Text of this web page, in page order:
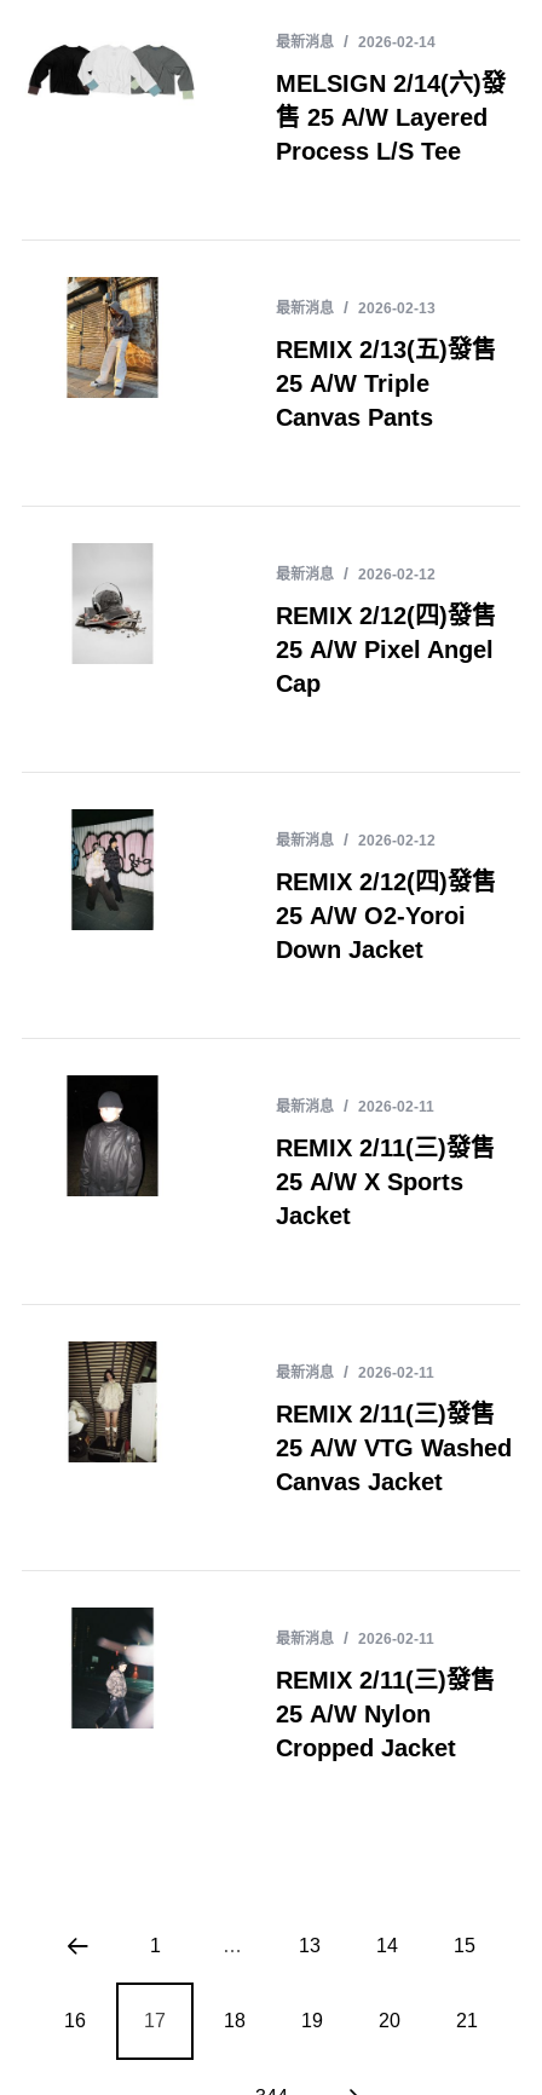
最新消息 2026-02-14
MELSIGN 2/14(六)發
售 25 A/W Layered
Process L/S Tee
最新消息 2026-02-13
REMIX 2/13(五)發售
25 A/W Triple
Canvas Pants
最新消息 2026-02-12
REMIX 2/12(四)發售
25 A/W Pixel Angel
Cap
最新消息 2026-02-12
REMIX 2/12(四)發售
25 A/W O2-Yoroi
Down Jacket
最新消息 2026-02-11
REMIX 2/11(三)發售
25 A/W X Sports
Jacket
最新消息 2026-02-11
REMIX 2/11(三)發售
25 A/W VTG Washed
Canvas Jacket
最新消息 2026-02-11
REMIX 2/11(三)發售
25 A/W Nylon
Cropped Jacket
1 … 13 14 15
16 17 18 19 20 21